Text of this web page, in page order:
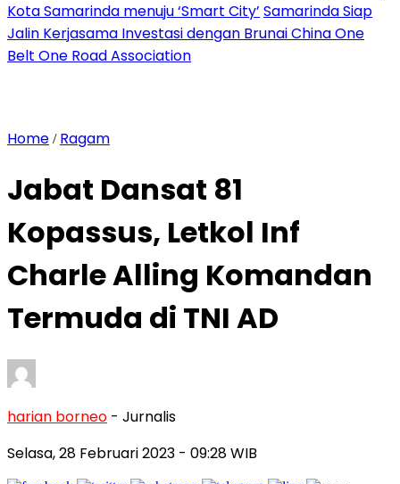
Kota Samarinda menuju ‘Smart City’ Samarinda Siap
Jalin Kerjasama Investasi dengan Brunai China One
Belt One Road Association
Home / Ragam
Jabat Dansat 81
Kopassus, Letkol Inf
Charle Alling Komandan
Termuda di TNI AD
harian borneo - Jurnalis
Selasa, 28 Februari 2023 - 09:28 WIB